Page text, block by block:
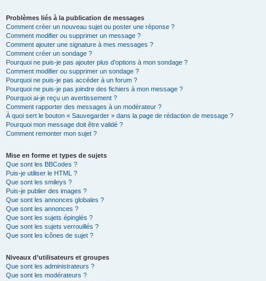
Problèmes liés à la publication de messages
Comment créer un nouveau sujet ou poster une réponse ?
Comment modifier ou supprimer un message ?
Comment ajouter une signature à mes messages ?
Comment créer un sondage ?
Pourquoi ne puis-je pas ajouter plus d’options à mon sondage ?
Comment modifier ou supprimer un sondage ?
Pourquoi ne puis-je pas accéder à un forum ?
Pourquoi ne puis-je pas joindre des fichiers à mon message ?
Pourquoi ai-je reçu un avertissement ?
Comment rapporter des messages à un modérateur ?
À quoi sert le bouton « Sauvegarder » dans la page de rédaction de message ?
Pourquoi mon message doit être validé ?
Comment remonter mon sujet ?
Mise en forme et types de sujets
Que sont les BBCodes ?
Puis-je utiliser le HTML ?
Que sont les smileys ?
Puis-je publier des images ?
Que sont les annonces globales ?
Que sont les annonces ?
Que sont les sujets épinglés ?
Que sont les sujets verrouillés ?
Que sont les icônes de sujet ?
Niveaux d’utilisateurs et groupes
Que sont les administrateurs ?
Que sont les modérateurs ?